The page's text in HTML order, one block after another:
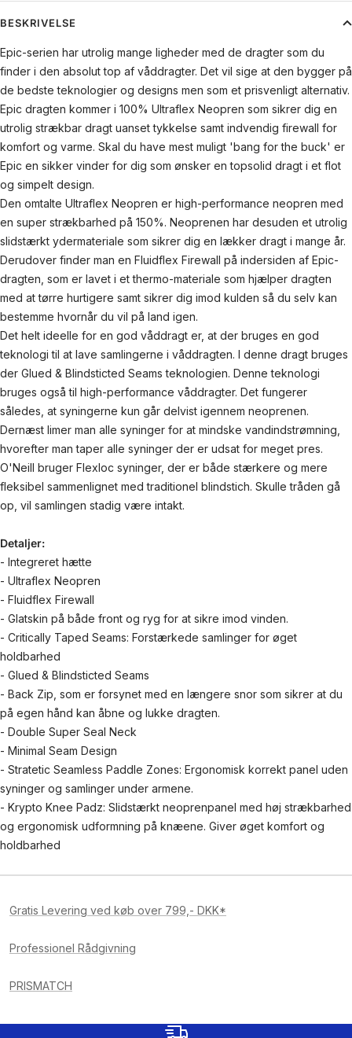
BESKRIVELSE
Epic-serien har utrolig mange ligheder med de dragter som du
finder i den absolut top af våddragter. Det vil sige at den bygger på
de bedste teknologier og designs men som et prisvenligt alternativ.
Epic dragten kommer i 100% Ultraflex Neopren som sikrer dig en
utrolig strækbar dragt uanset tykkelse samt indvendig firewall for
komfort og varme. Skal du have mest muligt 'bang for the buck' er
Epic en sikker vinder for dig som ønsker en topsolid dragt i et flot
og simpelt design.
Den omtalte Ultraflex Neopren er high-performance neopren med
en super strækbarhed på 150%. Neoprenen har desuden et utrolig
slidstærkt ydermateriale som sikrer dig en lækker dragt i mange år.
Derudover finder man en Fluidflex Firewall på indersiden af Epic-
dragten, som er lavet i et thermo-materiale som hjælper dragten
med at tørre hurtigere samt sikrer dig imod kulden så du selv kan
bestemme hvornår du vil på land igen.
Det helt ideelle for en god våddragt er, at der bruges en god
teknologi til at lave samlingerne i våddragten. I denne dragt bruges
der Glued & Blindsticted Seams teknologien. Denne teknologi
bruges også til high-performance våddragter. Det fungerer
således, at syningerne kun går delvist igennem neoprenen.
Dernæst limer man alle syninger for at mindske vandindstrømning,
hvorefter man taper alle syninger der er udsat for meget pres.
O'Neill bruger Flexloc syninger, der er både stærkere og mere
fleksibel sammenlignet med traditionel blindstich. Skulle tråden gå
op, vil samlingen stadig være intakt.
Detaljer:
- Integreret hætte
- Ultraflex Neopren
- Fluidflex Firewall
- Glatskin på både front og ryg for at sikre imod vinden.
- Critically Taped Seams: Forstærkede samlinger for øget
holdbarhed
- Glued & Blindsticted Seams
- Back Zip, som er forsynet med en længere snor som sikrer at du
på egen hånd kan åbne og lukke dragten.
- Double Super Seal Neck
- Minimal Seam Design
- Stratetic Seamless Paddle Zones: Ergonomisk korrekt panel uden
syninger og samlinger under armene.
- Krypto Knee Padz: Slidstærkt neoprenpanel med høj strækbarhed
og ergonomisk udformning på knæene. Giver øget komfort og
holdbarhed
Gratis Levering ved køb over 799,- DKK*
Professionel Rådgivning
PRISMATCH